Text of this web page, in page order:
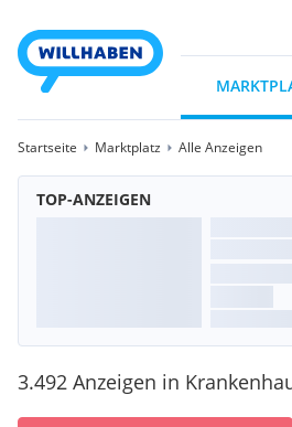
Startseite Marktplatz Alle Anzeigen
TOP-ANZEIGEN
3.492 Anzeigen in